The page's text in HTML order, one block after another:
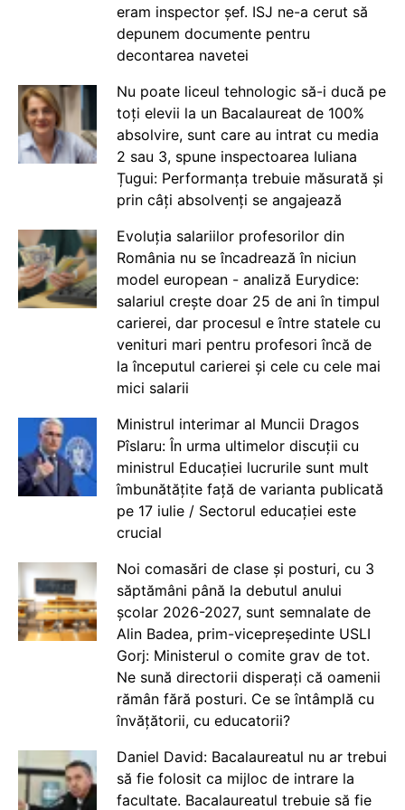
eram inspector șef. ISJ ne-a cerut să
depunem documente pentru
decontarea navetei
Nu poate liceul tehnologic să-i ducă pe
toți elevii la un Bacalaureat de 100%
absolvire, sunt care au intrat cu media
2 sau 3, spune inspectoarea Iuliana
Țugui: Performanța trebuie măsurată și
prin câți absolvenți se angajează
Evoluția salariilor profesorilor din
România nu se încadrează în niciun
model european - analiză Eurydice:
salariul crește doar 25 de ani în timpul
carierei, dar procesul e între statele cu
venituri mari pentru profesori încă de
la începutul carierei și cele cu cele mai
mici salarii
Ministrul interimar al Muncii Dragos
Pîslaru: În urma ultimelor discuții cu
ministrul Educației lucrurile sunt mult
îmbunătățite față de varianta publicată
pe 17 iulie / Sectorul educației este
crucial
Noi comasări de clase și posturi, cu 3
săptămâni până la debutul anului
școlar 2026-2027, sunt semnalate de
Alin Badea, prim-vicepreședinte USLI
Gorj: Ministerul o comite grav de tot.
Ne sună directorii disperați că oamenii
rămân fără posturi. Ce se întâmplă cu
învățătorii, cu educatorii?
Daniel David: Bacalaureatul nu ar trebui
să fie folosit ca mijloc de intrare la
facultate. Bacalaureatul trebuie să fie